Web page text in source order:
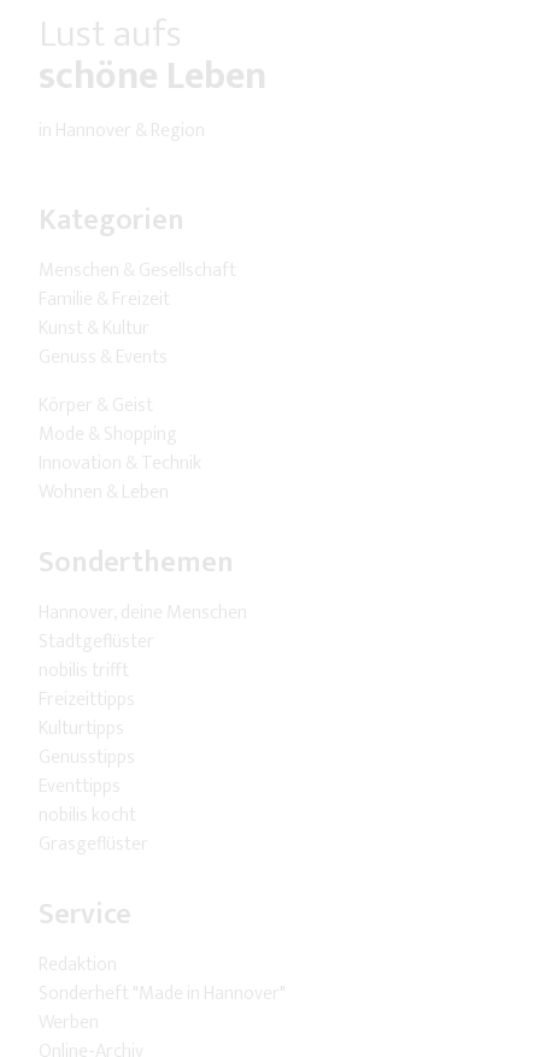
Lust aufs
schöne Leben
in Hannover & Region
Kategorien
Menschen & Gesellschaft
Familie & Freizeit
Kunst & Kultur
Genuss & Events
Körper & Geist
Mode & Shopping
Innovation & Technik
Wohnen & Leben
Sonderthemen
Hannover, deine Menschen
Stadtgeflüster
nobilis trifft
Freizeittipps
Kulturtipps
Genusstipps
Eventtipps
nobilis kocht
Grasgeflüster
Service
Redaktion
Sonderheft "Made in Hannover"
Werben